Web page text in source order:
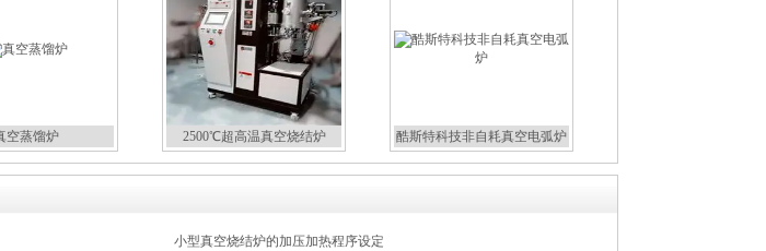
空蒸馏炉 2500℃超高温真空烧结炉 酷斯特科技非自耗真空电弧炉
小型真空烧结炉的加压加热程序设定